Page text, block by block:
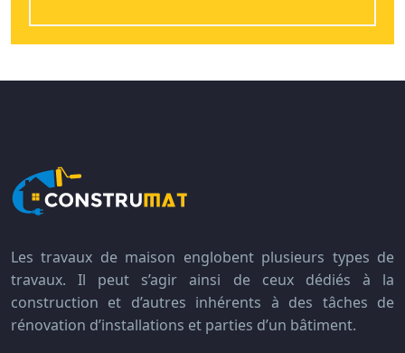
Les travaux de maison englobent plusieurs types de
travaux. Il peut s’agir ainsi de ceux dédiés à la
construction et d’autres inhérents à des tâches de
rénovation d’installations et parties d’un bâtiment.